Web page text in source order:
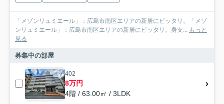
「メゾンリュミエール」：広島市南区エリアの新居にピッタリ。「メゾ
ンリュミエール」：広島市南区エリアの新居にピッタリ。身支... もっと
見る
募集中の部屋
402
8万円
4階 / 63.00㎡ / 3LDK